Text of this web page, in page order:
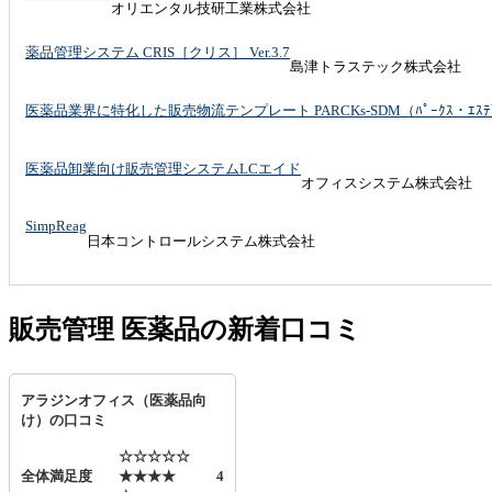
オリエンタル技研工業株式会社
薬品管理システム CRIS［クリス］ Ver.3.7
島津トラステック株式会社
医薬品業界に特化した販売物流テンプレート PARCKs-SDM（ﾊﾟｰｸｽ・ｴｽﾃ
医薬品卸業向け販売管理システムLCエイド
オフィスシステム株式会社
SimpReag
日本コントロールシステム株式会社
販売管理 医薬品の新着口コミ
アラジンオフィス（医薬品向
け）の口コミ
全体満足度
☆☆☆☆☆
★★★★
4